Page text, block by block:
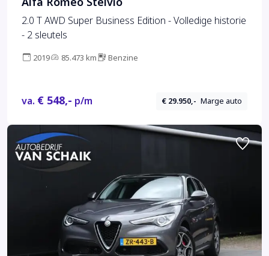
2.0 T AWD Super Business Edition - Volledige historie
- 2 sleutels
2019 85.473 km Benzine
va. € 548,- p/m € 29.950,- Marge auto